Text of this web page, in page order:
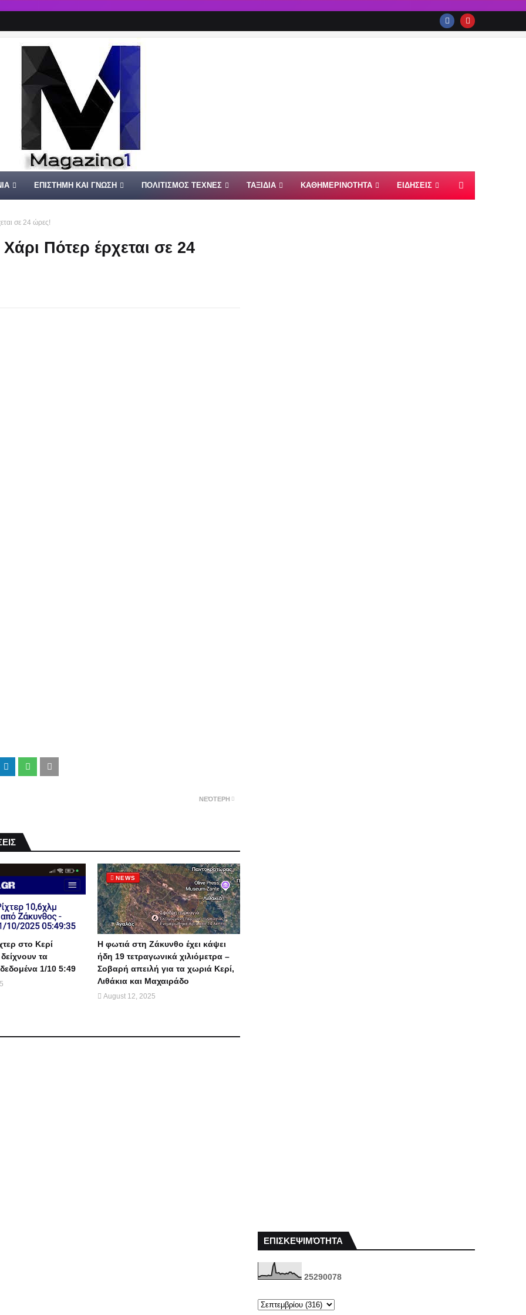
ΕΠΙΣΤΗΜΗ ΚΑΙ ΓΝΩΣΗ ΠΟΛΙΤΙΣΜΟΣ ΤΕΧΝΕΣ ΤΑΞΙΔΙΑ ΚΑΘΗΜΕΡΙΝΟΤΗΤΑ ΕΙΔΗΣΕΙΣ
σε 24 ώρες!
Πότερ έρχεται σε 24
ΝΕΌΤΕΡΗ
στο Κερί
τα
1/10 5:49
NEWS
Η φωτιά στη Ζάκυνθο έχει κάψει
ήδη 19 τετραγωνικά χιλιόμετρα –
Σοβαρή απειλή για τα χωριά Κερί,
Λιθάκια και Μαχαιράδο
August 12, 2025
ΕΠΙΣΚΕΨΙΜΌΤΗΤΑ
25290078